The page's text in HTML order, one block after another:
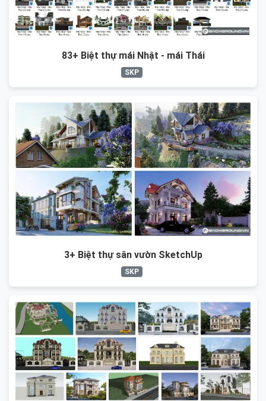
83+ Biệt thự mái Nhật - mái Thái
SKP
3+ Biệt thự sân vườn SketchUp
SKP